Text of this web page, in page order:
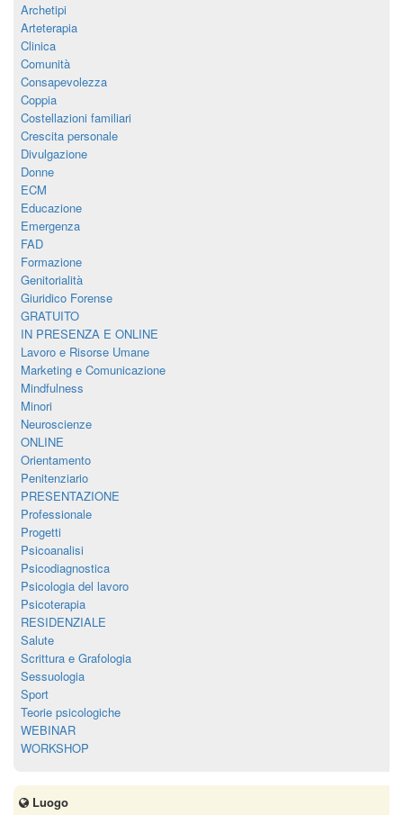
Archetipi
Arteterapia
Clinica
Comunità
Consapevolezza
Coppia
Costellazioni familiari
Crescita personale
Divulgazione
Donne
ECM
Educazione
Emergenza
FAD
Formazione
Genitorialità
Giuridico Forense
GRATUITO
IN PRESENZA E ONLINE
Lavoro e Risorse Umane
Marketing e Comunicazione
Mindfulness
Minori
Neuroscienze
ONLINE
Orientamento
Penitenziario
PRESENTAZIONE
Professionale
Progetti
Psicoanalisi
Psicodiagnostica
Psicologia del lavoro
Psicoterapia
RESIDENZIALE
Salute
Scrittura e Grafologia
Sessuologia
Sport
Teorie psicologiche
WEBINAR
WORKSHOP
Luogo